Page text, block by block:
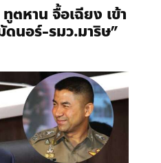
หาน จื้อเฉียง เข้า
ดนอร์-รมว.มาริษ”